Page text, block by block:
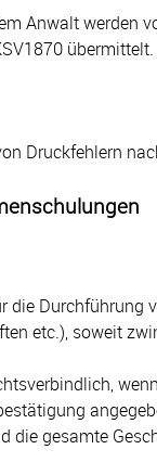
Anwalt werden
übermittelt.
Druckfehlern
etc.), soweit
die gesamte